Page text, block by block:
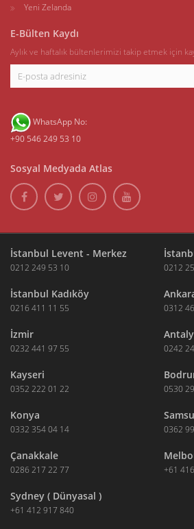
Yeni Zelanda
E-Bülten Kaydı
Aylık ve haftalık bültenlerimizi takip etmek için
WhatsApp No:
+90 546 249 53 10
Sosyal Medyada Atlas
İstanbul Levent - Merkez
0212 249 53 10 0212
İstanbul Kadıköy
0216 411 11 55 0312
İzmir
0232 441 97 55 0242
Kayseri
0352 222 01 22 0530
Konya
0332 354 04 14 0362
Çanakkale
0286 217 22 77 +61
Sydney ( Dünyasal )
+61 412 917 840